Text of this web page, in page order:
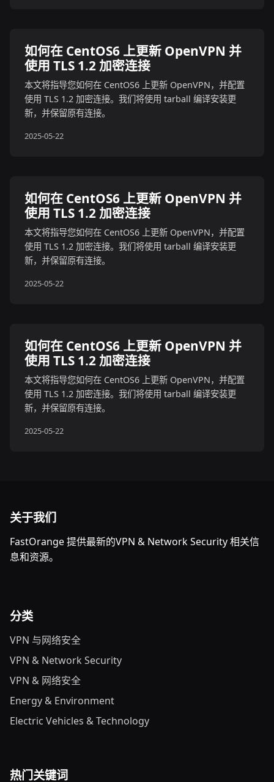
如何在 CentOS6 上更新 OpenVPN 并
使用 TLS 1.2 加密连接
本文将指导您如何在 CentOS6 上更新 OpenVPN，并配置
使用 TLS 1.2 加密连接。我们将使用 tarball 编译安装更
新，并保留原有连接。
2025-05-22
如何在 CentOS6 上更新 OpenVPN 并
使用 TLS 1.2 加密连接
本文将指导您如何在 CentOS6 上更新 OpenVPN，并配置
使用 TLS 1.2 加密连接。我们将使用 tarball 编译安装更
新，并保留原有连接。
2025-05-22
如何在 CentOS6 上更新 OpenVPN 并
使用 TLS 1.2 加密连接
本文将指导您如何在 CentOS6 上更新 OpenVPN，并配置
使用 TLS 1.2 加密连接。我们将使用 tarball 编译安装更
新，并保留原有连接。
2025-05-22
关于我们
FastOrange 提供最新的VPN & Network Security 相关信
息和资源。
分类
VPN 与网络安全
VPN & Network Security
VPN & 网络安全
Energy & Environment
Electric Vehicles & Technology
热门关键词